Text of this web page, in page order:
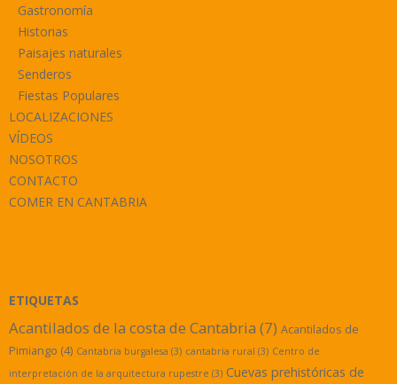
Gastronomía
Historias
Paisajes naturales
Senderos
Fiestas Populares
LOCALIZACIONES
VÍDEOS
NOSOTROS
CONTACTO
COMER EN CANTABRIA
ETIQUETAS
Acantilados de la costa de Cantabria (7) Acantilados de
Pimiango (4) Cantabria burgalesa (3) cantabria rural (3) Centro de
interpretación de la arquitectura rupestre (3) Cuevas prehistóricas de